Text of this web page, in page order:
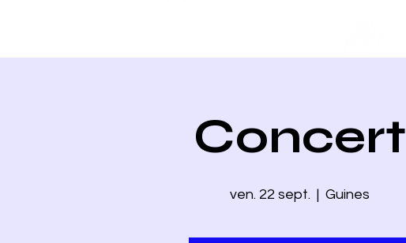
Concert
ven. 22 sept.
  |
Guines